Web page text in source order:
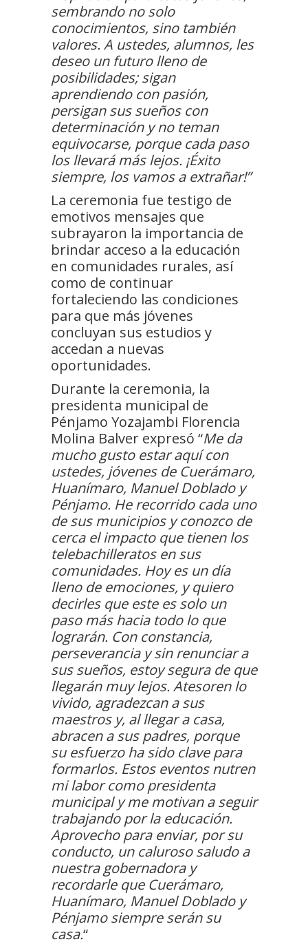
sembrando no solo
conocimientos, sino también
valores. A ustedes, alumnos, les
deseo un futuro lleno de
posibilidades; sigan
aprendiendo con pasión,
persigan sus sueños con
determinación y no teman
equivocarse, porque cada paso
los llevará más lejos. ¡Éxito
siempre, los vamos a extrañar!”
La ceremonia fue testigo de
emotivos mensajes que
subrayaron la importancia de
brindar acceso a la educación
en comunidades rurales, así
como de continuar
fortaleciendo las condiciones
para que más jóvenes
concluyan sus estudios y
accedan a nuevas
oportunidades.
Durante la ceremonia, la
presidenta municipal de
Pénjamo Yozajambi Florencia
Molina Balver expresó “Me da
mucho gusto estar aquí con
ustedes, jóvenes de Cuerámaro,
Huanímaro, Manuel Doblado y
Pénjamo. He recorrido cada uno
de sus municipios y conozco de
cerca el impacto que tienen los
telebachilleratos en sus
comunidades. Hoy es un día
lleno de emociones, y quiero
decirles que este es solo un
paso más hacia todo lo que
lograrán. Con constancia,
perseverancia y sin renunciar a
sus sueños, estoy segura de que
llegarán muy lejos. Atesoren lo
vivido, agradezcan a sus
maestros y, al llegar a casa,
abracen a sus padres, porque
su esfuerzo ha sido clave para
formarlos. Estos eventos nutren
mi labor como presidenta
municipal y me motivan a seguir
trabajando por la educación.
Aprovecho para enviar, por su
conducto, un caluroso saludo a
nuestra gobernadora y
recordarle que Cuerámaro,
Huanímaro, Manuel Doblado y
Pénjamo siempre serán su
casa.“